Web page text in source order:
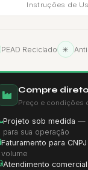
Instruções de
PEAD Reciclado ☀
Compre
Preço e condições
Projeto sob medida —
para sua operação
Faturamento para CNPJ
volume
Atendimento comercial